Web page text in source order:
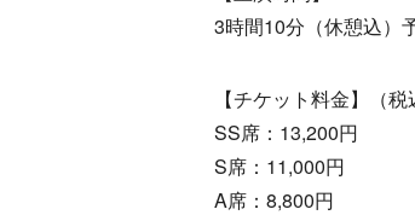
3時間10分（休憩込）
【チケット料金】（税
SS席：13,200円
S席：11,000円
A席：8,800円